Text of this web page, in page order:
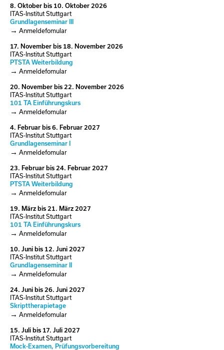
8. Oktober bis 10. Oktober 2026
ITAS-Institut Stuttgart
Grundlagenseminar III
Anmeldefomular
17. November bis 18. November 2026
ITAS-Institut Stuttgart
PTSTA Weiterbildung
Anmeldefomular
20. November bis 22. November 2026
ITAS-Institut Stuttgart
101 TA Einführungskurs
Anmeldefomular
4. Februar bis 6. Februar 2027
ITAS-Institut Stuttgart
Grundlagenseminar I
Anmeldefomular
23. Februar bis 24. Februar 2027
ITAS-Institut Stuttgart
PTSTA Weiterbildung
Anmeldefomular
19. März bis 21. März 2027
ITAS-Institut Stuttgart
101 TA Einführungskurs
Anmeldefomular
10. Juni bis 12. Juni 2027
ITAS-Institut Stuttgart
Grundlagenseminar II
Anmeldefomular
24. Juni bis 26. Juni 2027
ITAS-Institut Stuttgart
Skripttherapietage
Anmeldefomular
15. Juli bis 17. Juli 2027
ITAS-Institut Stuttgart
Mock-Examen, Prüfungsvorbereitung